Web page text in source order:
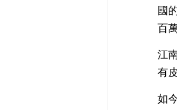
國
百
江
有
如